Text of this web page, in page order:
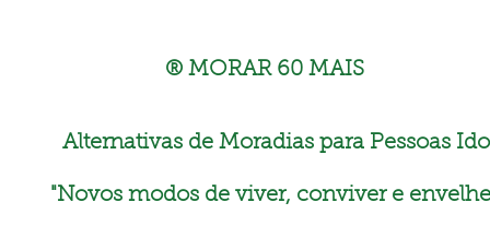
® MORAR 60 MAIS
Alternativas de Moradias para Pessoas
"Novos modos de viver, conviver e